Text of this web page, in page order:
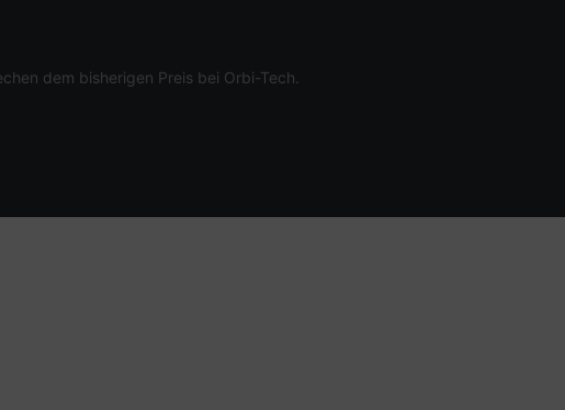
dem bisherigen Preis bei Orbi-Tech.